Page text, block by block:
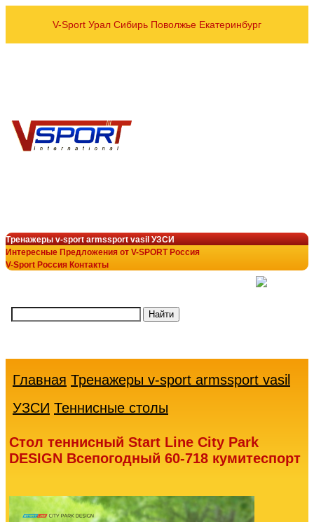
V-Sport Урал Сибирь Поволжье Екатеринбург
Тренажеры v-sport armssport vasil УЗСИ
Интересные Предложения от V-SPORT Россия
V-Sport Россия Контакты
Главная Тренажеры v-sport armssport vasil
УЗСИ Теннисные столы
Стол теннисный Start Line City Park
DESIGN Всепогодный 60-718 кумитеспорт